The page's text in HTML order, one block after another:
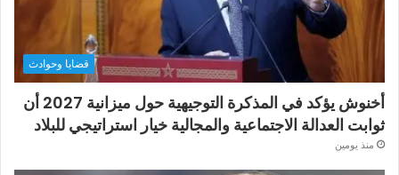
قضايا وحوادث
أخنوش يؤكد في المذكرة التوجيهية حول ميزانية 2027 أن
ثوابت العدالة الاجتماعية والمجالية خيار استراتيجي للبلاد
منذ يومين